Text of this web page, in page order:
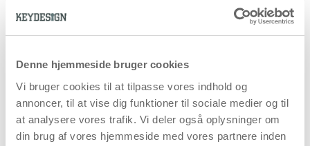
Denne hjemmeside bruger cookies
Vi bruger cookies til at tilpasse vores indhold og
annoncer, til at vise dig funktioner til sociale medier og til
at analysere vores trafik. Vi deler også oplysninger om
din brug af vores hjemmeside med vores partnere inden